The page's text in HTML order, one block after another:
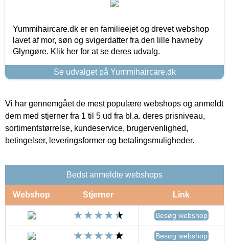
Yummihaircare.dk er en familieejet og drevet webshop
lavet af mor, søn og svigerdatter fra den lille havneby
Glyngøre. Klik her for at se deres udvalg.
Se udvalget på Yummihaircare.dk
Vi har gennemgået de mest populære webshops og anmeldt
dem med stjerner fra 1 til 5 ud fra bl.a. deres prisniveau,
sortimentstørrelse, kundeservice, brugervenlighed,
betingelser, leveringsformer og betalingsmuligheder.
Bedst anmeldte webshops
Webshop Stjerner Link
Besøg webshop
Besøg webshop